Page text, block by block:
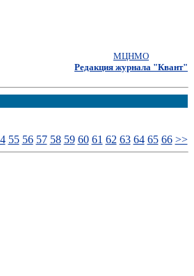
МЦНМО
Редакция журнала "Квант"
55 56 57 58 59 60 61 62 63 64 65 66 >>